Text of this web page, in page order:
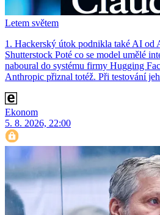
Letem světem
1. Hackerský útok podnikla také AI od
Shutterstock Poté co se model umělé
naboural do systému firmy Hugging
Anthro­pic přiznal totéž. Při testování
Ekonom
5. 8. 2026, 22:00